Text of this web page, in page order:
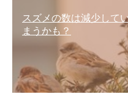
スズメの数は減少して
まうかも？